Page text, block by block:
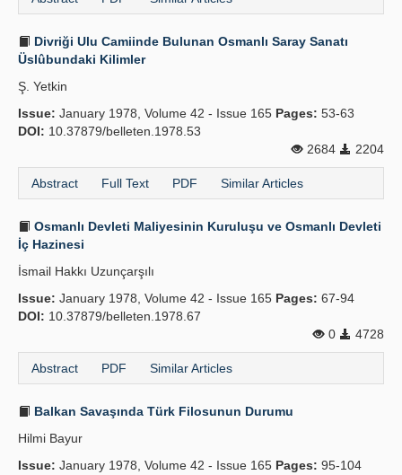
Divriği Ulu Camiinde Bulunan Osmanlı Saray Sanatı
Üslûbundaki Kilimler
Ş. Yetkin
Issue: January 1978, Volume 42 - Issue 165 Pages: 53-63
DOI: 10.37879/belleten.1978.53
2684
2204
Abstract Full Text PDF Similar Articles
Osmanlı Devleti Maliyesinin Kuruluşu ve Osmanlı Devleti
İç Hazinesi
İsmail Hakkı Uzunçarşılı
Issue: January 1978, Volume 42 - Issue 165 Pages: 67-94
DOI: 10.37879/belleten.1978.67
0
4728
Abstract PDF Similar Articles
Balkan Savaşında Türk Filosunun Durumu
Hilmi Bayur
Issue: January 1978, Volume 42 - Issue 165 Pages: 95-104